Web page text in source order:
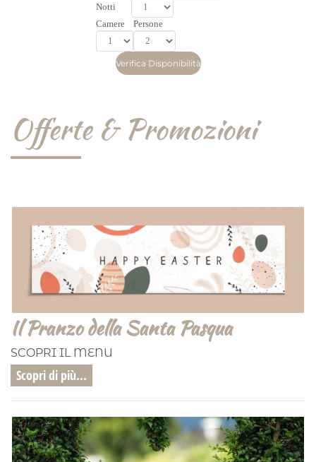
Notti
Camere
Persone
Offerte & Promozioni
Il Pranzo della Santa Pasqua
SCOPRI IL MENU
Scopri di più...